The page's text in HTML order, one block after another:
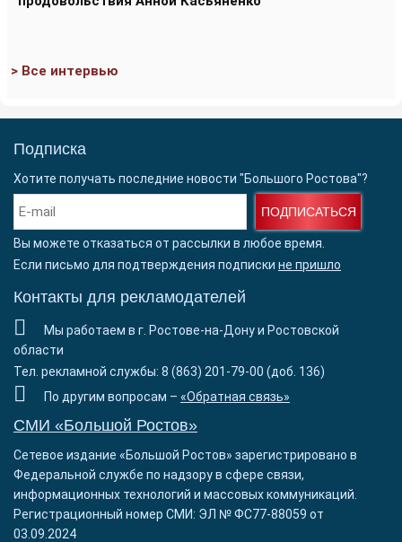
> Все интервью
Подписка
Хотите получать последние новости "Большого Ростова"?
ПОДПИСАТЬСЯ
Вы можете отказаться от рассылки в любое время.
Если письмо для подтверждения подписки не пришло
Контакты для рекламодателей
Мы работаем в г. Ростове-на-Дону и Ростовской
области
Тел. рекламной службы: 8 (863) 201-79-00 (доб. 136)
По другим вопросам – «Обратная связь»
СМИ «Большой Ростов»
Сетевое издание «Большой Ростов» зарегистрировано в
Федеральной службе по надзору в сфере связи,
информационных технологий и массовых коммуникаций.
Регистрационный номер СМИ: ЭЛ № ФС77-88059 от
03.09.2024